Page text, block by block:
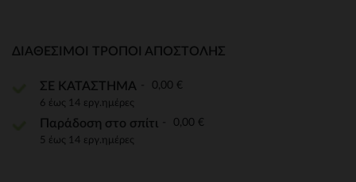
ΔΙΑΘΈΣΙΜΟΙ ΤΡΌΠΟΙ ΑΠΟΣΤΟΛΉΣ
ΣΕ ΚΑΤΑΣΤΗΜΑ 0,00 €
6 έως 14 εργ.ημέρες
Παράδοση στο σπίτι 0,00 €
5 έως 14 εργ.ημέρες